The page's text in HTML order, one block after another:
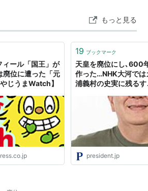
ード
もっと見る
ール「国王」が
位に遭った「元
じうまWatch】
19 ブックマーク
天皇を廃位にし､600
作った…NHK大河では
浦義村の史実に残る
president.jp